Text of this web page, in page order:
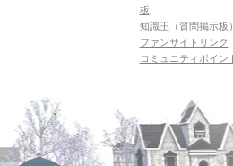
板
知識王（質問掲示板）
ファンサイトリンク
コミュニティポイン